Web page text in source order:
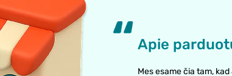
Apie
Mes esame čia tam,